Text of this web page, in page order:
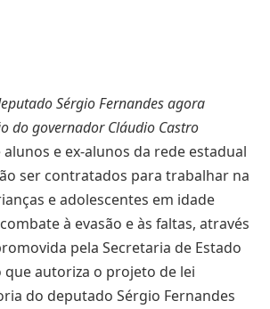
Sérgio Fernandes agora
do governador Cláudio Castro
alunos e ex-alunos da rede estadual
ser contratados para trabalhar na
e adolescentes em idade
à evasão e às faltas, através
pela Secretaria de Estado
que autoriza o projeto de lei
do deputado Sérgio Fernandes